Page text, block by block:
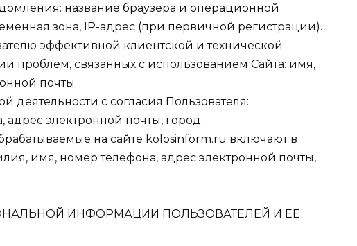
название браузера и операционной
зона, IP-адрес (при первичной регистрации).
эффективной клиентской и технической
проблем, связанных с использованием Сайта: имя,
почты.
деятельности с согласия Пользователя:
электронной почты, город.
на сайте kolosinform.ru включают в
имя, номер телефона, адрес электронной почты,
ИНФОРМАЦИИ ПОЛЬЗОВАТЕЛЕЙ И ЕЕ